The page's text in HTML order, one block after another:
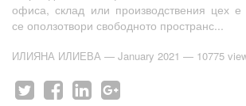
офиса, склад или производствения цех
се оползотвори свободното пространс...
ИЛИЯНА ИЛИЕВА — January 2021 — 10775